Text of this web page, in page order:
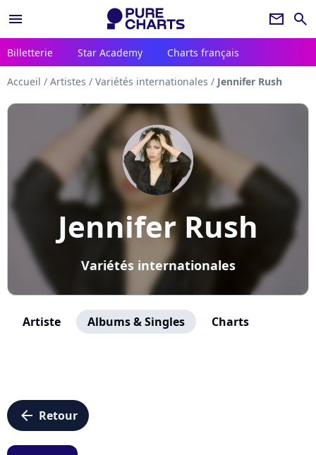
menu newsletter search
Billetterie Star Academy Charts français
Accueil / Artistes / Variétés internationales / Jennifer Rush
Jennifer Rush
Variétés internationales
Artiste Albums & Singles Charts
arrow_left Retour